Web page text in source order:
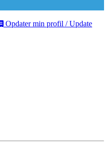
Opdater min profil / Update